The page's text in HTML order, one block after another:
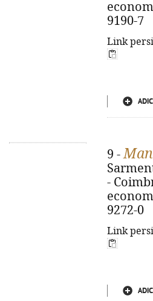
9190-7
Link
9 -
-
9272-0
Link